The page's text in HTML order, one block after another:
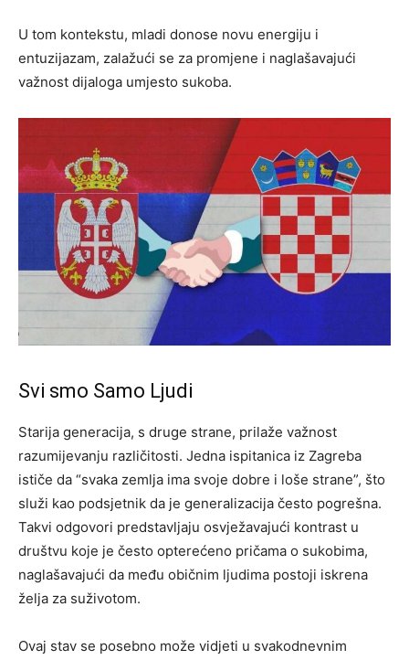
U tom kontekstu, mladi donose novu energiju i
entuzijazam, zalažući se za promjene i naglašavajući
važnost dijaloga umjesto sukoba.
Svi smo Samo Ljudi
Starija generacija, s druge strane, prilaže važnost
razumijevanju različitosti. Jedna ispitanica iz Zagreba
ističe da “svaka zemlja ima svoje dobre i loše strane”, što
služi kao podsjetnik da je generalizacija često pogrešna.
Takvi odgovori predstavljaju osvježavajući kontrast u
društvu koje je često opterećeno pričama o sukobima,
naglašavajući da među običnim ljudima postoji iskrena
želja za suživotom.
Ovaj stav se posebno može vidjeti u svakodnevnim